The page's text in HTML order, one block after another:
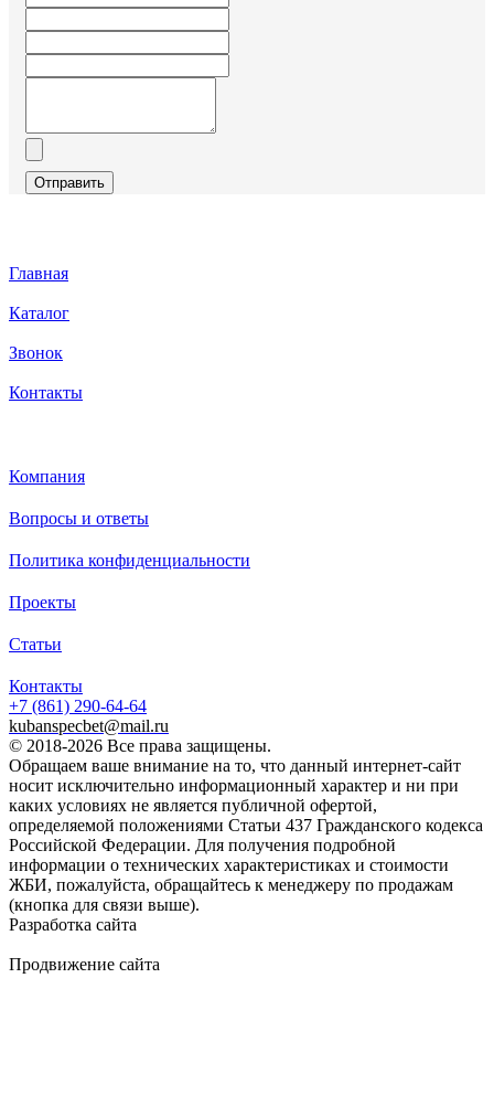
Отправить
Главная
Каталог
Звонок
Контакты
Компания
Вопросы и ответы
Политика конфиденциальности
Проекты
Статьи
Контакты
+7 (861) 290-64-64
kubanspecbet@mail.ru
© 2018-2026 Все права защищены.
Обращаем ваше внимание на то, что данный интернет-сайт
носит исключительно информационный характер и ни при
каких условиях не является публичной офертой,
определяемой положениями Статьи 437 Гражданского кодекса
Российской Федерации. Для получения подробной
информации о технических характеристиках и стоимости
ЖБИ, пожалуйста, обращайтесь к менеджеру по продажам
(кнопка для связи выше).
Разработка сайта
Продвижение сайта